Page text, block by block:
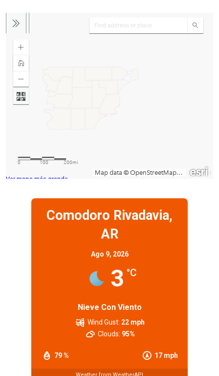
Ver mapa más grande
Comodoro Rivadavia,
AR
Ago 9, 2026
3 °C
Nieve Con Viento
79 % 17 mph
Wind Gust: 22 mph
Clouds: 95%